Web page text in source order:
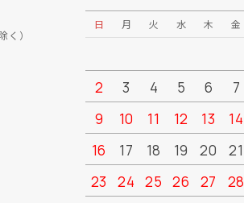
く）
日 月 火 水 木 金
2
3 4 5 6 7
9
10 11 12 13 14
16
17 18 19 20 21
23
24 25 26 27 28